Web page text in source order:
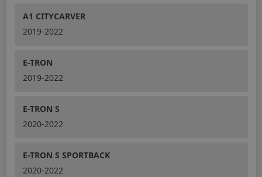
A1 CITYCARVER
2019-2022
E-TRON
2019-2022
E-TRON S
2020-2022
E-TRON S SPORTBACK
2020-2022